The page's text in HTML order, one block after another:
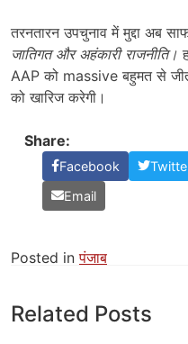
तरनतारन उपचुनाव में मुद्दा अब
जातिगत और अहंकारी राजनीति।
AAP को massive बहुमत से
को खारिज करेगी।
Share:
Facebook
Email
Posted inपंजाब
Related Posts